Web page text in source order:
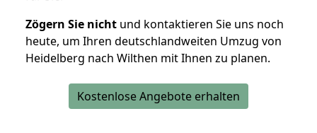
Zögern Sie nicht und kontaktieren Sie uns noch
heute, um Ihren deutschlandweiten Umzug von
Heidelberg nach Wilthen mit Ihnen zu planen.
Kostenlose Angebote erhalten